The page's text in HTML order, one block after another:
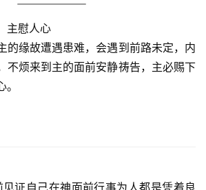
主慰人心
的缘故遭遇患难，会遇到前路未定，内
不烦来到主的面前安静祷告，主必赐下